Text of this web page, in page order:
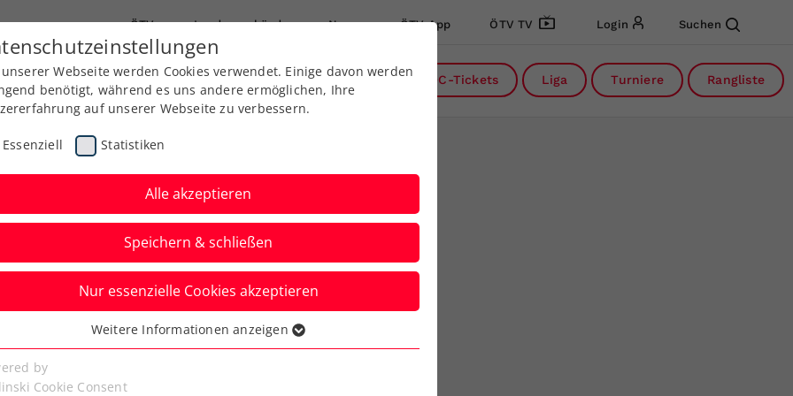
ÖTV Landesverbände News ÖTV App ÖTV TV Login Suchen
Ausbildung Services Über uns DC-Tickets Liga Turniere Rangliste
kassiert
Webseite werden Cookies verwendet. Einige davon werden
benötigt, während es uns andere ermöglichen, Ihre
auf unserer Webseite zu verbessern.
Essenziell Statistiken
Alle akzeptieren
Speichern & schließen
Nur essenzielle Cookies akzeptieren
Cookies werden für grundlegende Funktionen der
benötigt. Dadurch ist gewährleistet, dass die Webseite
Weitere Informationen anzeigen
by
Cookie Consent